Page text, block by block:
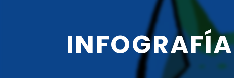
INFOGRAFÍA